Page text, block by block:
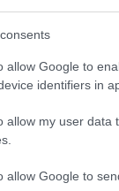
allow Google to
identifiers in
allow my user data
allow Google to
sobre
nuestras
mejor
revelar tanto?